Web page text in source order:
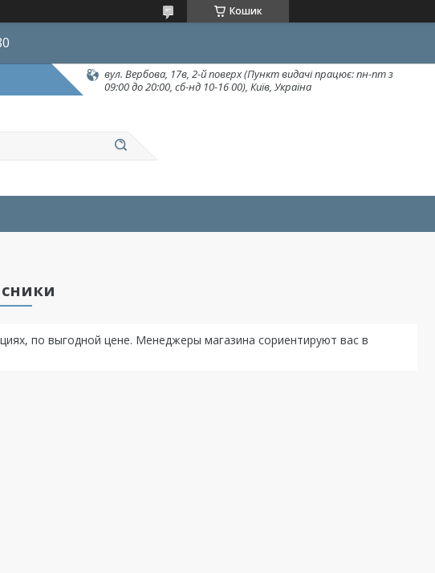
Кошик
вул. Вербова, 17в, 2-й поверх (Пункт видачі працює: пн-пт з
09:00 до 20:00, сб-нд 10-16 00), Київ, Україна
по выгодной цене. Менеджеры магазина сориентируют вас в